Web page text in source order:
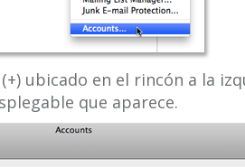
ubicado en el rincón a la
que aparece.